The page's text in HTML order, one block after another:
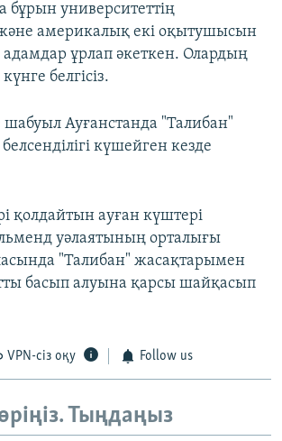
бұрын университеттің
америкалық екі оқытушысын
адамдар ұрлап әкеткен. Олардың
белгісіз.
шабуыл Ауғанстанда "Талибан"
күшейген кезде
қолдайтын ауған күштері
уәлаятының орталығы
"Талибан" жасақтарымен
басып алуына қарсы шайқасып
VPN-сіз оқу Follow us
Тыңдаңыз